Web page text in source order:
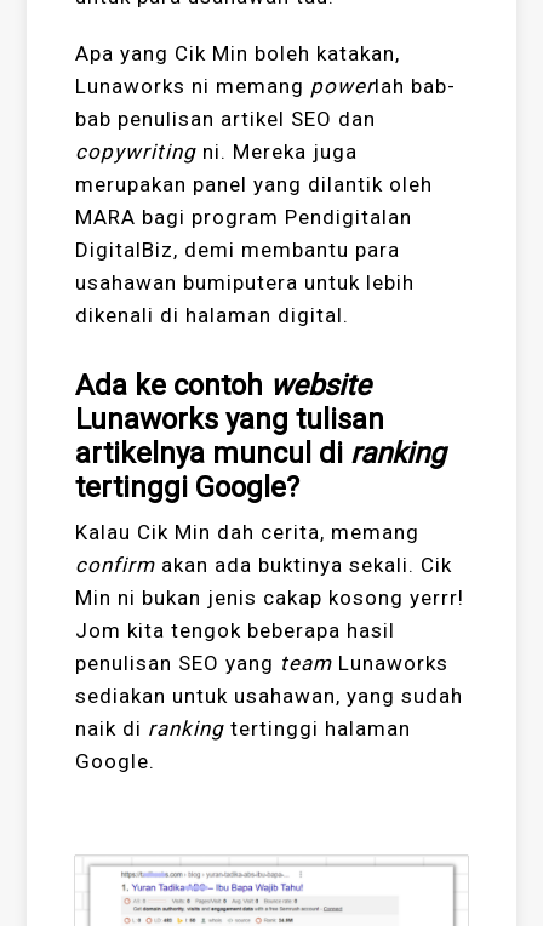
Apa yang Cik Min boleh katakan,
Lunaworks ni memang powerlah bab-
bab penulisan artikel SEO dan
copywriting ni. Mereka juga
merupakan panel yang dilantik oleh
MARA bagi program Pendigitalan
DigitalBiz, demi membantu para
usahawan bumiputera untuk lebih
dikenali di halaman digital.
Ada ke contoh website
Lunaworks yang tulisan
artikelnya muncul di ranking
tertinggi Google?
Kalau Cik Min dah cerita, memang
confirm akan ada buktinya sekali. Cik
Min ni bukan jenis cakap kosong yerrr!
Jom kita tengok beberapa hasil
penulisan SEO yang team Lunaworks
sediakan untuk usahawan, yang sudah
naik di ranking tertinggi halaman
Google.